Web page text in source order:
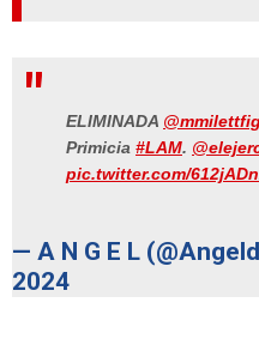
ELIMINADA
Primicia #LAM.
pic.twitter.com/
— A N G E L
2024